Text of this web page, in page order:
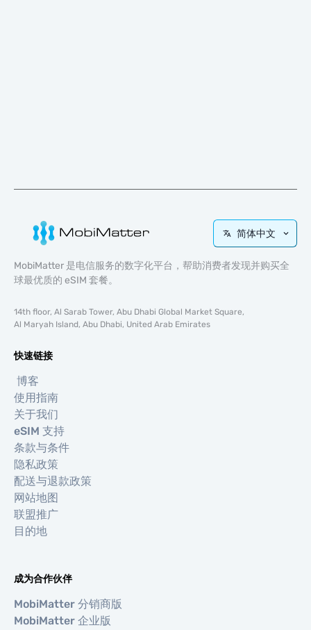
简体中文
MobiMatter 是电信服务的数字化平台，帮助消费者发现并购买全
球最优质的 eSIM 套餐。
14th floor, Al Sarab Tower, Abu Dhabi Global Market Square,
Al Maryah Island, Abu Dhabi, United Arab Emirates
快速链接
博客
使用指南
关于我们
eSIM 支持
条款与条件
隐私政策
配送与退款政策
网站地图
联盟推广
目的地
成为合作伙伴
MobiMatter 分销商版
MobiMatter 企业版